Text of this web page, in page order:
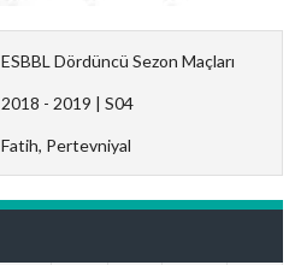
ESBBL Dördüncü Sezon Maçları
2018 - 2019 | S04
Fatih, Pertevniyal